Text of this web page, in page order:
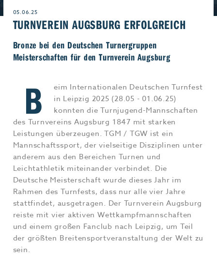
ÜBER UNS
Team
Jobs & Karriere
WERBEN BEI TRENDYONE
MEHR+
Freizeit
Beruf & Karriere
Genuss
Liebe & Leidenschaft
Frühstücks-Scout
Kontakt
Impressum
05.06.25
TURNVEREIN AUGSBURG ERFOLGREICH
Bronze bei den Deutschen Turnergruppen
Meisterschaften für den Turnverein Augsburg
B
eim Internationalen Deutschen Turnfest
in Leipzig 2025 (28.05 - 01.06.25)
konnten die Turnjugend-Mannschaften
des Turnvereins Augsburg 1847 mit starken
Leistungen überzeugen. TGM / TGW ist ein
Mannschaftssport, der vielseitige Disziplinen unter
anderem aus den Bereichen Turnen und
Leichtathletik miteinander verbindet. Die
Deutsche Meisterschaft wurde dieses Jahr im
Rahmen des Turnfests, dass nur alle vier Jahre
stattfindet, ausgetragen. Der Turnverein Augsburg
reiste mit vier aktiven Wettkampfmannschaften
und einem großen Fanclub nach Leipzig, um Teil
der größten Breitensportveranstaltung der Welt zu
sein.